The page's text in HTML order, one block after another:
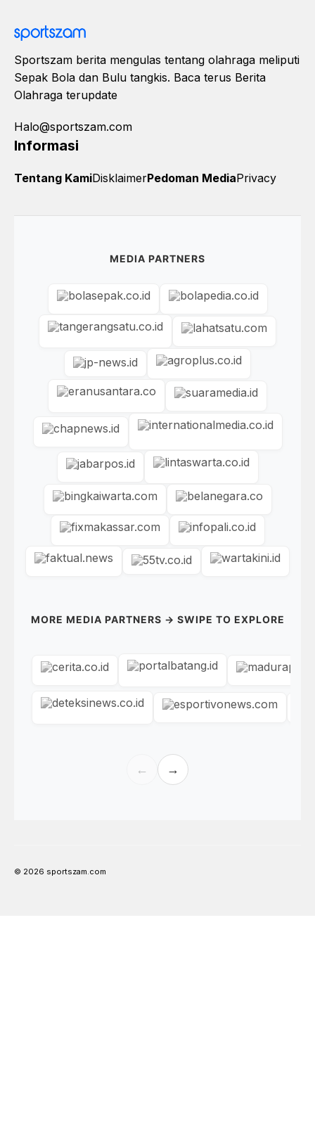
Sportszam berita mengulas tentang olahraga meliputi
Sepak Bola dan Bulu tangkis. Baca terus Berita
Olahraga terupdate
Halo@sportszam.com
Informasi
Tentang KamiDisklaimerPedoman MediaPrivacy
MEDIA PARTNERS
MORE MEDIA PARTNERS → SWIPE TO EXPLORE
← →
© 2026 sportszam.com